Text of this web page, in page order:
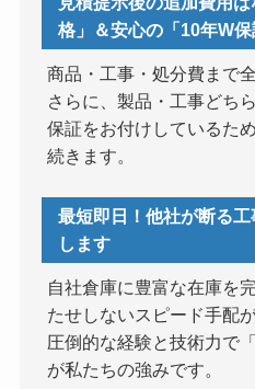
格」＆安心の「10年W保
商品・工事・処分費まで
さらに、製品・工事どち
保証をお付けしているた
続きます。
最短即日！他社が断る
します
自社倉庫に豊富な在庫を
たせしないスピード手配が
圧倒的な経験と技術力で
が私たちの強みです。